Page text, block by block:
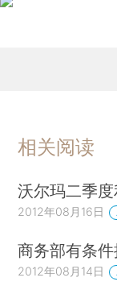
相关阅读
沃尔玛二季
2012年08月16日
商务部有条
2012年08月14日